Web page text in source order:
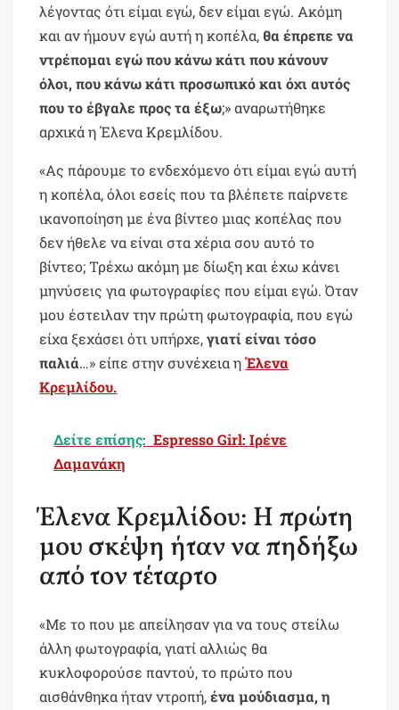
λέγοντας ότι είμαι εγώ, δεν είμαι εγώ. Ακόμη
και αν ήμουν εγώ αυτή η κοπέλα, θα έπρεπε να
ντρέπομαι εγώ που κάνω κάτι που κάνουν
όλοι, που κάνω κάτι προσωπικό και όχι αυτός
που το έβγαλε προς τα έξω;» αναρωτήθηκε
αρχικά η Έλενα Κρεμλίδου.
«Ας πάρουμε το ενδεχόμενο ότι είμαι εγώ αυτή
η κοπέλα, όλοι εσείς που τα βλέπετε παίρνετε
ικανοποίηση με ένα βίντεο μιας κοπέλας που
δεν ήθελε να είναι στα χέρια σου αυτό το
βίντεο; Τρέχω ακόμη με δίωξη και έχω κάνει
μηνύσεις για φωτογραφίες που είμαι εγώ. Όταν
μου έστειλαν την πρώτη φωτογραφία, που εγώ
είχα ξεχάσει ότι υπήρχε,γιατί είναι τόσο
παλιά…» είπε στην συνέχεια ηΈλενα
Κρεμλίδου.
Δείτε επίσης: Espresso Girl: Ιρένε
Δαμανάκη
Έλενα Κρεμλίδου: Η πρώτη
μου σκέψη ήταν να πηδήξω
από τον τέταρτο
«Με το που με απείλησαν για να τους στείλω
άλλη φωτογραφία, γιατί αλλιώς θα
κυκλοφορούσε παντού, το πρώτο που
αισθάνθηκα ήταν ντροπή,ένα μούδιασμα, η